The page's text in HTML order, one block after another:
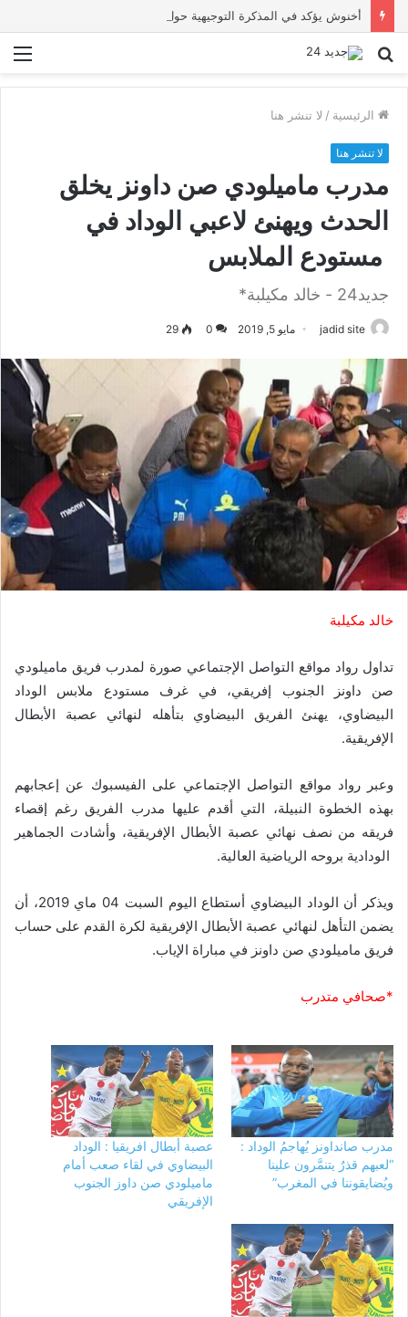
بحث
الرئيسية / لا تنشر هنا
لا تنشر هنا
مدرب ماميلودي صن داونز يخلق
الحدث ويهنئ لاعبي الوداد في
مستودع الملابس
جديد24 - خالد مكيلبة*
jadid site مايو 5, 2019 0
29
خالد مكيلبة
تداول رواد مواقع التواصل الإجتماعي صورة لمدرب فريق ماميلودي
صن داونز الجنوب إفريقي، في غرف مستودع ملابس الوداد
البيضاوي، يهنئ الفريق البيضاوي بتأهله لنهائي عصبة الأبطال
الإفريقية.
وعبر رواد مواقع التواصل الإجتماعي على الفيسبوك عن إعجابهم
بهذه الخطوة النبيلة، التي أقدم عليها مدرب الفريق رغم إقصاء
فريقه من نصف نهائي عصبة الأبطال الإفريقية، وأشادت الجماهير
الودادية بروحه الرياضية العالية.
ويذكر أن الوداد البيضاوي أستطاع اليوم السبت 04 ماي 2019، أن
يضمن التأهل لنهائي عصبة الأبطال الإفريقية لكرة القدم على حساب
فريق ماميلودي صن داونز في مباراة الإياب.
*صحافي متدرب
مدرب صانداونز يُهاجمُ الوداد :
“لعبهم قذرٌ يتنمَّرون علينا
ويُضايقوننا في المغرب”
عصبة أبطال افريقيا : الوداد
البيضاوي في لقاء صعب أمام
ماميلودي صن داوز الجنوب
الإفريقي